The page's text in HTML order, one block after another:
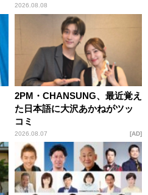
2026.08.08
2PM・CHANSUNG、最近覚え
た日本語に大沢あかねがツッ
コミ
2026.08.07 AD